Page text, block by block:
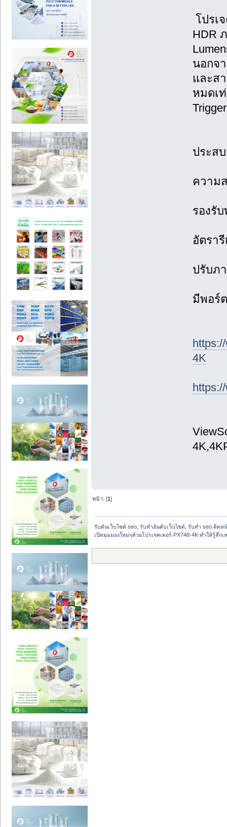
โปรเ
HDR
นอกจ
และส
หมดเ
ประส
ความ
รองรั
อัตรา
ปรับภ
มีพอร์
4K
หน้า: [1]
รับดันเว็บไซต์ seo, รับทำอันดับเว็บไซต์, รับทำ seo ติดห
เปิดมุมมองใหม่ๆด้วยโปรเจคเตอร์ PX748-4K ทำให้รู้สึกเ